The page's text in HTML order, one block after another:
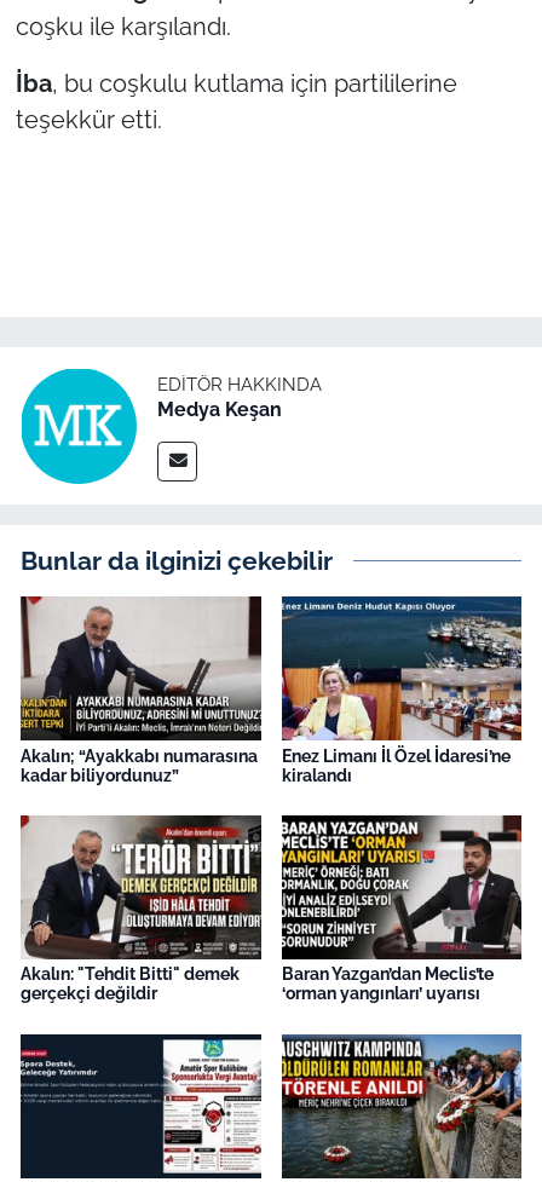
coşku ile karşılandı.
İba, bu coşkulu kutlama için partililerine
teşekkür etti.
EDITÖR HAKKINDA
Medya Keşan
Bunlar da ilginizi çekebilir
Akalın; “Ayakkabı numarasına
kadar biliyordunuz”
Enez Limanı İl Özel İdaresi’ne
kiralandı
Akalın: "Tehdit Bitti" demek
gerçekçi değildir
Baran Yazgan’dan Meclis’te
‘orman yangınları’ uyarısı